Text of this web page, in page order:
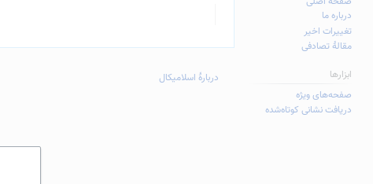
ناوبری
جستجو
درباره ما
تغییرات اخیر
مقالهٔ تصادفی
ابزارها
صفحه‌های ویژه
دریافت نشانی کوتاه‌شده
دربارهٔ اسلامیکال